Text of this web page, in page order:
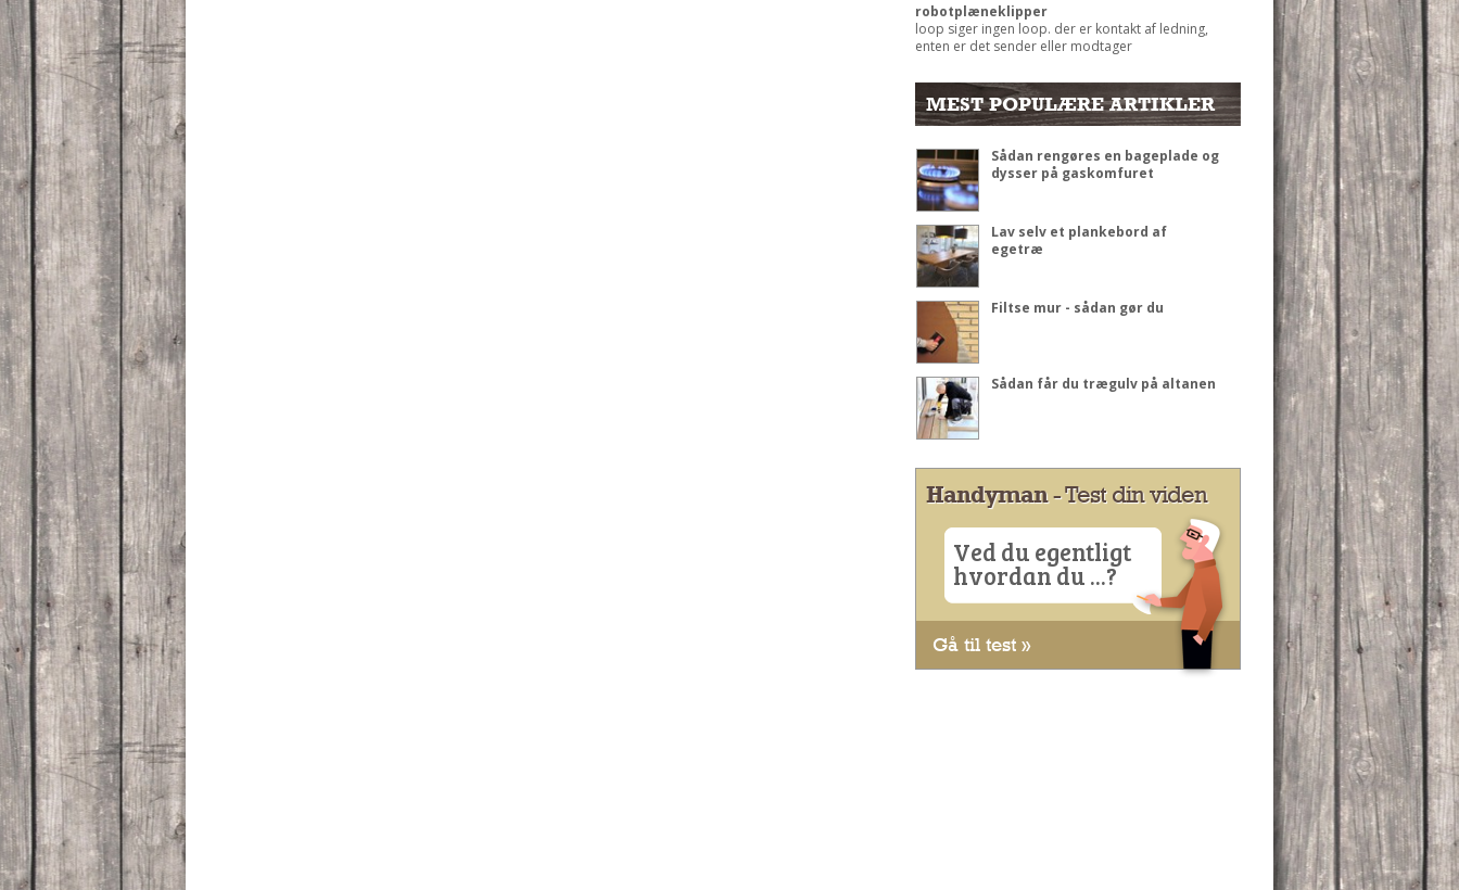
robotplæneklipper
loop siger ingen loop. der er kontakt af ledning,
enten er det sender eller modtager
MEST POPULÆRE ARTIKLER
Sådan rengøres en bageplade og
dysser på gaskomfuret
Lav selv et plankebord af
egetræ
Filtse mur - sådan gør du
Sådan får du trægulv på altanen
Handyman- Test din viden
Ved du egentligt
hvordan du ...?
Gå til test »